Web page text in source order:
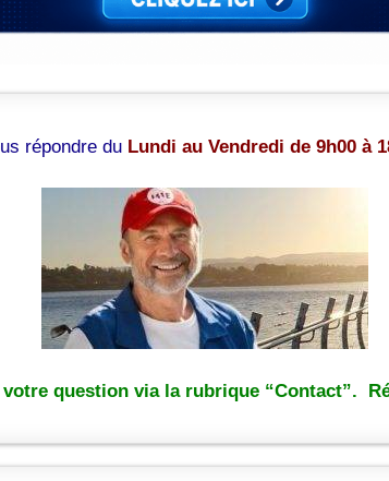
répondre du Lundi au Vendredi de 9h00 à
votre question via la rubrique “Contact”.